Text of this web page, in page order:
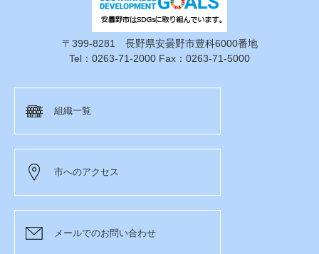
〒399-8281 長野県安曇野市豊科6000番地
Tel：0263-71-2000 Fax：0263-71-5000
組織一覧
市へのアクセス
メールでのお問い合わせ